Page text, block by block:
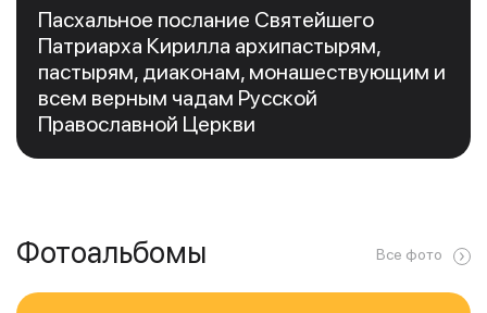
Пасхальное послание Святейшего
Патриарха Кирилла архипастырям,
пастырям, диаконам, монашествующим и
всем верным чадам Русской
Православной Церкви
Фотоальбомы Все фото